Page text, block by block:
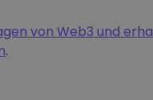
von Web3 und
.